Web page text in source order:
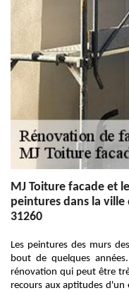
MJ Toiture facade et
peintures dans la ville
31260
Les peintures des murs
bout de quelques
rénovation qui peut être
recours aux aptitudes d'un